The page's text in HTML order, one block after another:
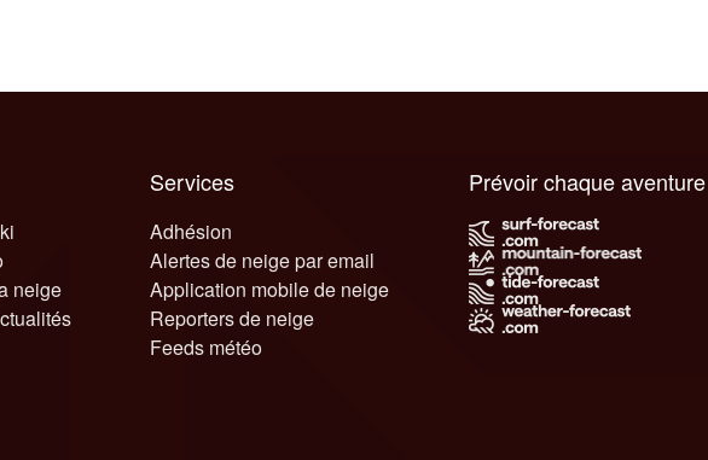
neige
Services
Adhésion
Alertes de neige par email
Application mobile de neige
Reporters de neige
Feeds météo
Prévoir chaque aventure